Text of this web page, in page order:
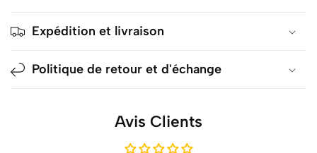
Expédition et livraison
Politique de retour et d'échange
Avis Clients